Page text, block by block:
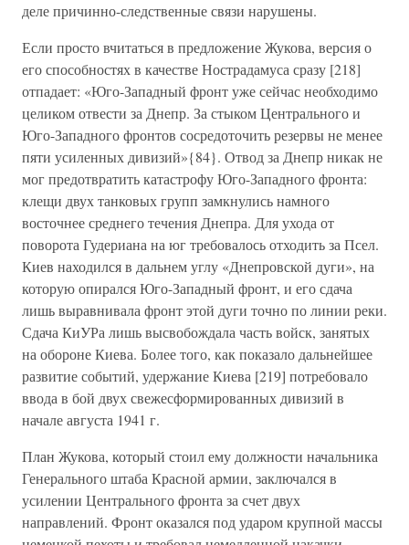
деле причинно-следственные связи нарушены.
Если просто вчитаться в предложение Жукова, версия о
его способностях в качестве Нострадамуса сразу [218]
отпадает: «Юго-Западный фронт уже сейчас необходимо
целиком отвести за Днепр. За стыком Центрального и
Юго-Западного фронтов сосредоточить резервы не менее
пяти усиленных дивизий»{84}. Отвод за Днепр никак не
мог предотвратить катастрофу Юго-Западного фронта:
клещи двух танковых групп замкнулись намного
восточнее среднего течения Днепра. Для ухода от
поворота Гудериана на юг требовалось отходить за Псел.
Киев находился в дальнем углу «Днепровской дуги», на
которую опирался Юго-Западный фронт, и его сдача
лишь выравнивала фронт этой дуги точно по линии реки.
Сдача КиУРа лишь высвобождала часть войск, занятых
на обороне Киева. Более того, как показало дальнейшее
развитие событий, удержание Киева [219] потребовало
ввода в бой двух свежесформированных дивизий в
начале августа 1941 г.
План Жукова, который стоил ему должности начальника
Генерального штаба Красной армии, заключался в
усилении Центрального фронта за счет двух
направлений. Фронт оказался под ударом крупной массы